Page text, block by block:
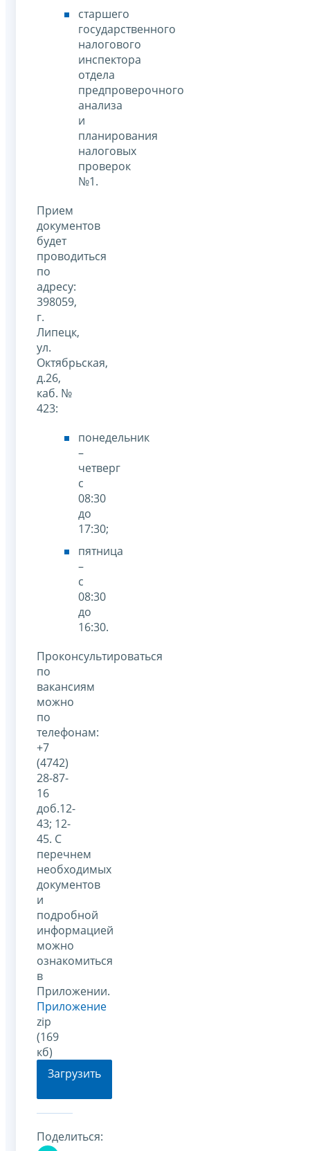
старшего
государственного
налогового
инспектора
отдела
предпроверочного
анализа
и
планирования
налоговых
проверок
№1.
Прием
документов
будет
проводиться
по
адресу:
398059,
г.
Липецк,
ул.
Октябрьская,
д.26,
каб. №
423:
понедельник
–
четверг
с
08:30
до
17:30;
пятница
–
с
08:30
до
16:30.
Проконсультироваться
по
вакансиям
можно
по
телефонам:
+7
(4742)
28-87-
16
доб.12-
43; 12-
45. С
перечнем
необходимых
документов
и
подробной
информацией
можно
ознакомиться
в
Приложении.
Приложение
zip
(169
кб)
Загрузить
Поделиться: